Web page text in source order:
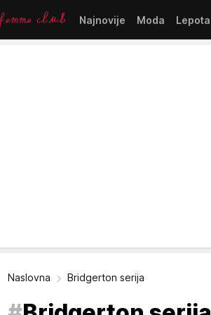
Najnovije Moda Lepota
Naslovna Bridgerton serija